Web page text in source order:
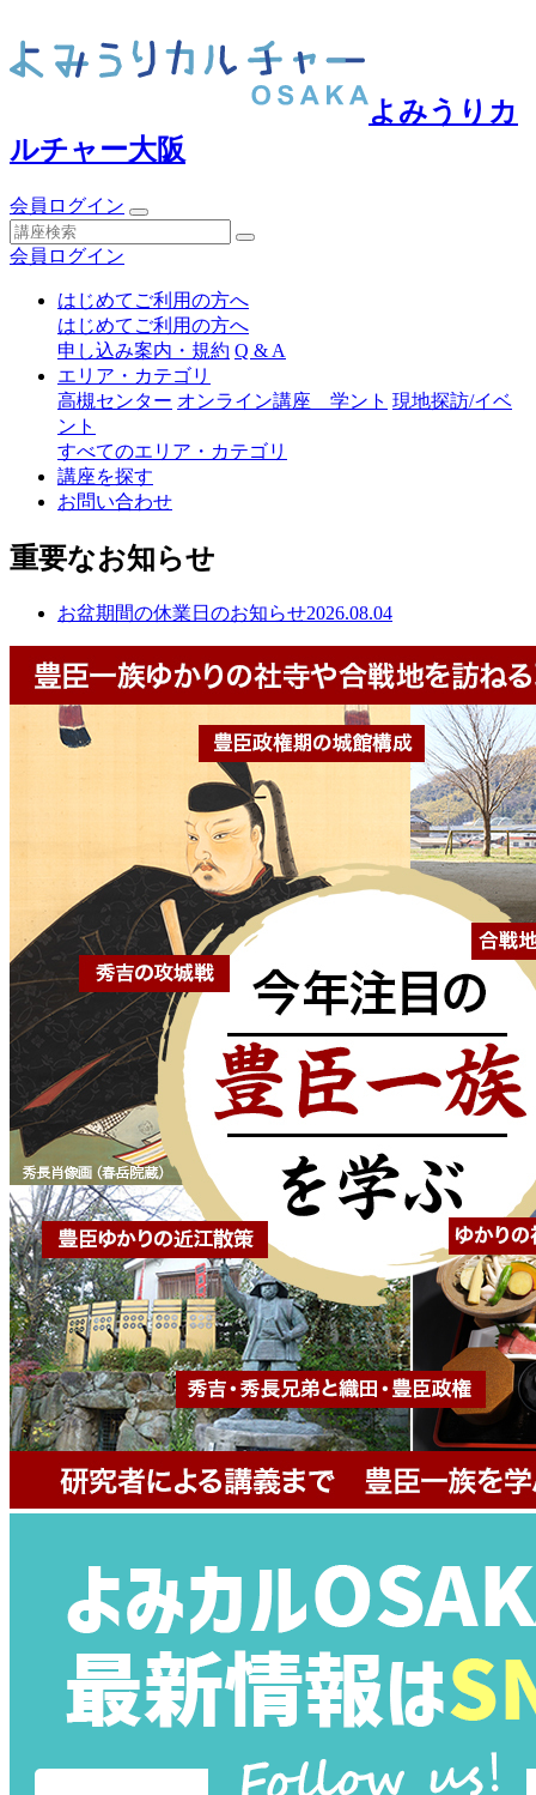
よみうりカ
ルチャー大阪
会員ログイン
会員ログイン
はじめてご利用の方へ
はじめてご利用の方へ
申し込み案内・規約 Q & A
エリア・カテゴリ
高槻センター オンライン講座 学ント 現地探訪/イベ
ント
すべてのエリア・カテゴリ
講座を探す
お問い合わせ
重要なお知らせ
お盆期間の休業日のお知らせ2026.08.04